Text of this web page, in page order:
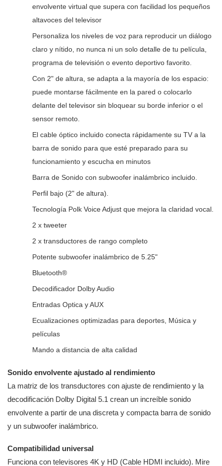
envolvente virtual que supera con facilidad los pequeños
altavoces del televisor
Personaliza los niveles de voz para reproducir un diálogo
claro y nítido, no nunca ni un solo detalle de tu película,
programa de televisión o evento deportivo favorito.
Con 2" de altura, se adapta a la mayoría de los espacio:
puede montarse fácilmente en la pared o colocarlo
delante del televisor sin bloquear su borde inferior o el
sensor remoto.
El cable óptico incluido conecta rápidamente su TV a la
barra de sonido para que esté preparado para su
funcionamiento y escucha en minutos
Barra de Sonido con subwoofer inalámbrico incluido.
Perfil bajo (2" de altura).
Tecnología Polk Voice Adjust que mejora la claridad vocal.
2 x tweeter
2 x transductores de rango completo
Potente subwoofer inalámbrico de 5.25"
Bluetooth®
Decodiﬁcador Dolby Audio
Entradas Optica y AUX
Ecualizaciones optimizadas para deportes, Música y
películas
Mando a distancia de alta calidad
Sonido envolvente ajustado al rendimiento
La matriz de los transductores con ajuste de rendimiento y la
decodificación Dolby Digital 5.1 crean un increíble sonido
envolvente a partir de una discreta y compacta barra de sonido
y un subwoofer inalámbrico.
Compatibilidad universal
Funciona con televisores 4K y HD (Cable HDMI incluido). Mire